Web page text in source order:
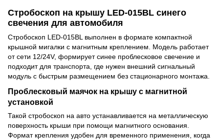
Стробоскоп на крышу LED-015BL синего
свечения для автомобиля
Стробоскоп LED-015BL выполнен в формате компактной
крышной мигалки с магнитным креплением. Модель работает
от сети 12/24V, формирует синее проблесковое свечение и
подходит для транспорта, где нужен внешний сигнальный
модуль с быстрым размещением без стационарного монтажа.
Проблесковый маячок на крышу с магнитной
установкой
Такой стробоскоп на авто устанавливается на металлическую
поверхность крыши при помощи магнитного основания.
Формат крепления удобен для временного применения, когда